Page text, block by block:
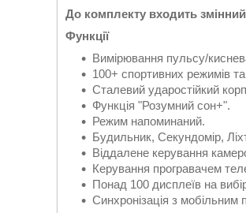
До комплекту входить змінний
Функції
Вимірювання пульсу/
100+ спортивних режимів
Сталевий ударостійкий
Функція "Розумний сон+".
Режим напоминаний.
Будильник, Секундомір,
Віддалене керування
Керування програвачем
Понад 100 дисплеїв на
Синхронізація з